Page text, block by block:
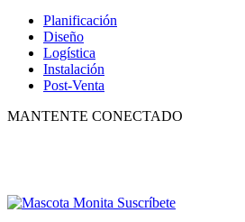
Planificación
Diseño
Logística
Instalación
Post-Venta
MANTENTE CONECTADO